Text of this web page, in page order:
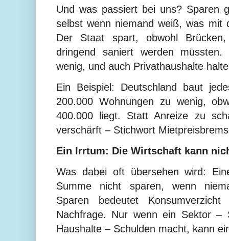
Und was passiert bei uns? Sparen
selbst wenn niemand weiß, was mit
Der Staat spart, obwohl
dringend saniert werden müssten.
wenig, und auch Privathaushalte
Ein Beispiel: Deutschland baut
200.000 Wohnungen zu wenig,
400.000 liegt. Statt Anreize zu
verschärft – Stichwort
Ein Irrtum: Die Wirtschaft kann
Was dabei oft übersehen wird:
Summe nicht sparen, wenn
Sparen bedeutet
Nachfrage. Nur wenn ein Sektor –
Haushalte – Schulden macht, kann